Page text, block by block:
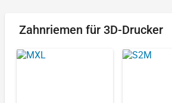
Zahnriemen für 3D-Drucker